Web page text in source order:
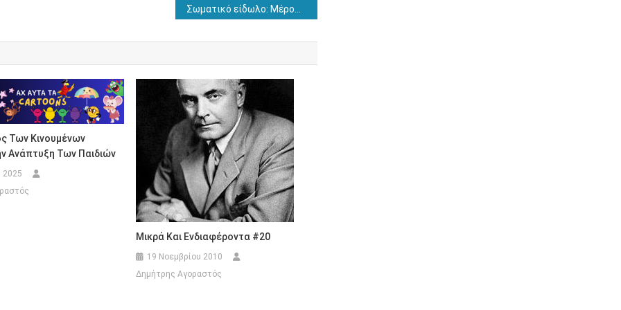
Των Κινουμένων
Ανάπτυξη Των Παιδιών
2025
Μικρά Και Ενδιαφέροντα #20
19 Νοεμβρίου 2010
Δημήτρης Αγοραστός